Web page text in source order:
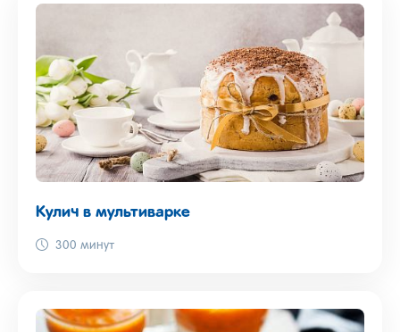
Кулич в мультиварке
300 минут